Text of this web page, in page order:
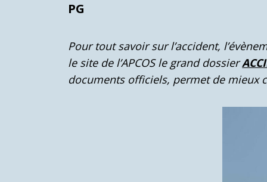
PG
Pour tout savoir sur l’accident,
le site de l’APCOS le grand dossier
documents officiels, permet de mieux